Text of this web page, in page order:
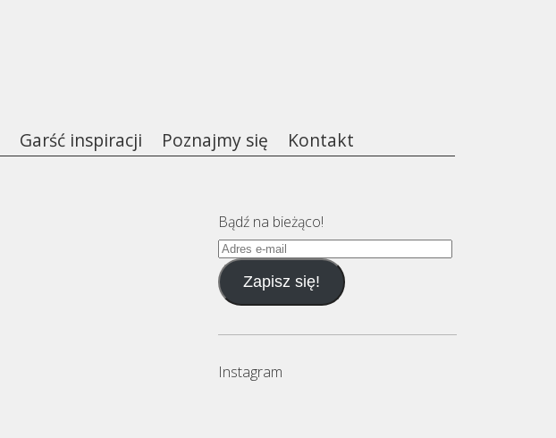
Garść inspiracji Poznajmy się Kontakt
Bądź na bieżąco!
Adres
e-
mailZapisz się!
Instagram